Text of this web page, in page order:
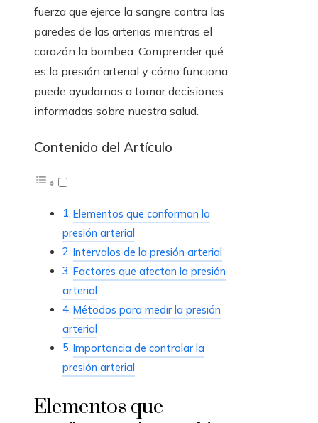
fuerza que ejerce la sangre contra las
paredes de las arterias mientras el
corazón la bombea. Comprender qué
es la presión arterial y cómo funciona
puede ayudarnos a tomar decisiones
informadas sobre nuestra salud.
Contenido del Artículo
Elementos que conforman la
presión arterial
Intervalos de la presión arterial
Factores que afectan la presión
arterial
Métodos para medir la presión
arterial
Importancia de controlar la
presión arterial
Elementos que